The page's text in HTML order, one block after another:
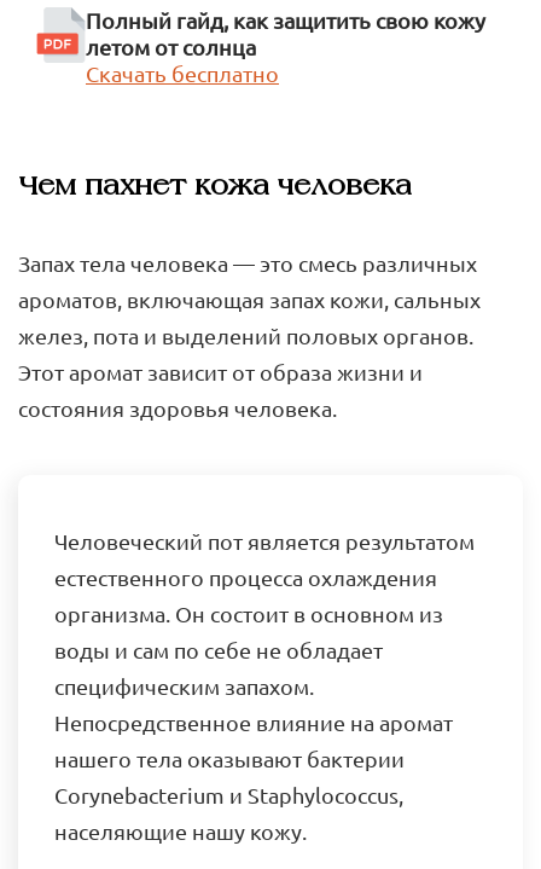
Полный гайд, как защитить свою кожу
летом от солнца
Скачать бесплатно
Чем пахнет кожа человека
Запах тела человека — это смесь различных
ароматов, включающая запах кожи, сальных
желез, пота и выделений половых органов.
Этот аромат зависит от образа жизни и
состояния здоровья человека.
Человеческий пот является результатом
естественного процесса охлаждения
организма. Он состоит в основном из
воды и сам по себе не обладает
специфическим запахом.
Непосредственное влияние на аромат
нашего тела оказывают бактерии
Corynebacterium и Staphylococcus,
населяющие нашу кожу.